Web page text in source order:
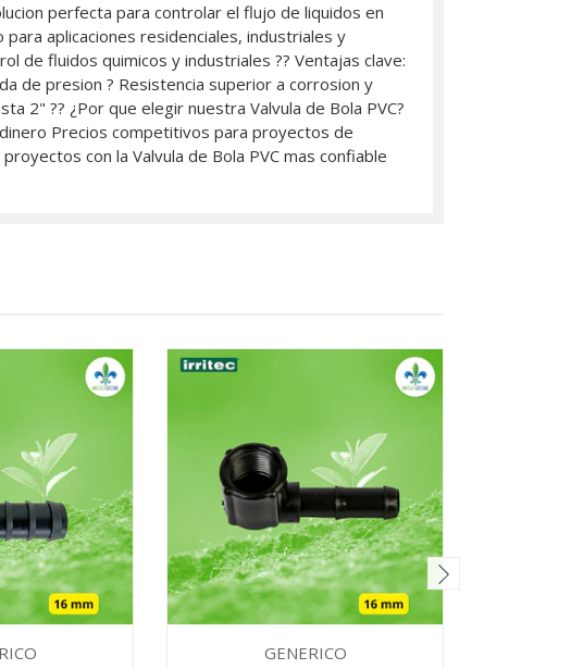
perfecta para controlar el flujo de liquidos en
aplicaciones residenciales, industriales y
de fluidos quimicos y industriales ?? Ventajas clave:
de presion ? Resistencia superior a corrosion y
2" ?? ¿Por que elegir nuestra Valvula de Bola PVC?
Precios competitivos para proyectos de
con la Valvula de Bola PVC mas confiable
GENERICO